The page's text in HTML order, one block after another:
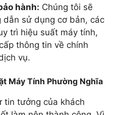
hành: Chúng tôi sẽ
dẫn sử dụng cơ bản, các
trì hiệu suất máy tính,
thông tin về chính
vụ.
Máy Tính Phường Nghĩa
tin tưởng của khách